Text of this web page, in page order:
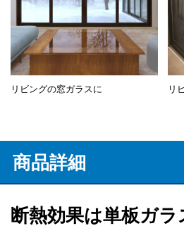
リビングの窓ガラスに リ
商品詳細
断熱効果は単板ガ